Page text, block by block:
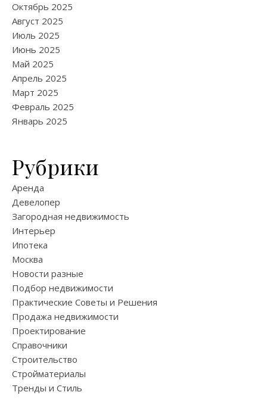
Октябрь 2025
Август 2025
Июль 2025
Июнь 2025
Май 2025
Апрель 2025
Март 2025
Февраль 2025
Январь 2025
Рубрики
Аренда
Девелопер
Загородная недвижимость
Интерьер
Ипотека
Москва
Новости разные
Подбор недвижимости
Практические Советы и Решения
Продажа недвижимости
Проектирование
Справочники
Строительство
Стройматериалы
Тренды и Стиль